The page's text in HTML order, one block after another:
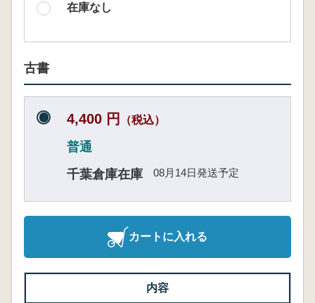
在庫なし
古書
4,400 円 （税込）
普通
千葉倉庫在庫
08月14日発送予定
カートに入れる
内容